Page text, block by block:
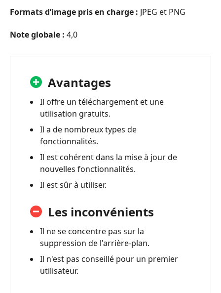
Formats d’image pris en charge : JPEG et PNG
Note globale : 4,0
Avantages
Il offre un téléchargement et une
utilisation gratuits.
Il a de nombreux types de
fonctionnalités.
Il est cohérent dans la mise à jour de
nouvelles fonctionnalités.
Il est sûr à utiliser.
Les inconvénients
Il ne se concentre pas sur la
suppression de l'arrière-plan.
Il n'est pas conseillé pour un premier
utilisateur.